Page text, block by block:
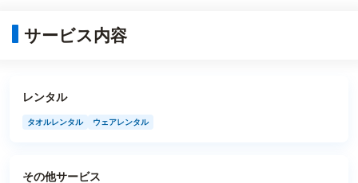
サービス内容
レンタル
タオルレンタル ウェアレンタル
その他サービス